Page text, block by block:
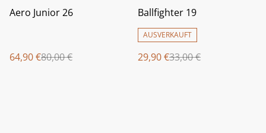
%
Aero Junior 26
64,90 €80,00 €
%
Ballfighter 19
AUSVERKAUFT
29,90 €33,00 €